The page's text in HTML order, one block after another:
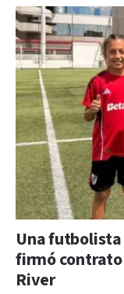
Una
firmó contrato
River